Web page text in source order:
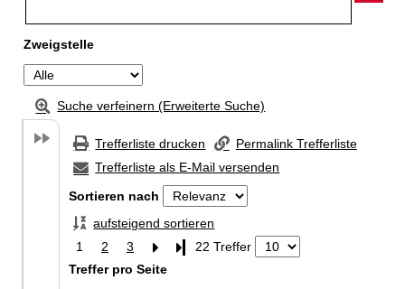
Zweigstelle
Suche verfeinern (Erweiterte Suche)
Trefferliste drucken
Permalink Trefferliste
Trefferliste als E-Mail versenden
Sortieren nach
aufsteigend sortieren
1
2 3 Letzte Seite
22 Treffer
Treffer pro Seite